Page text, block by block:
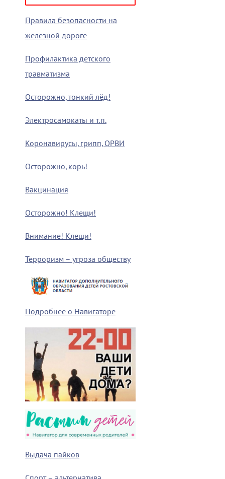
Правила безопасности на
железной дороге
Профилактика детского
травматизма
Осторожно, тонкий лёд!
Электросамокаты и т.п.
Коронавирусы, грипп, ОРВИ
Осторожно, корь!
Вакцинация
Осторожно! Клещи!
Внимание! Клещи!
Терроризм – угроза обществу
Подробнее о Навигаторе
Выдача пайков